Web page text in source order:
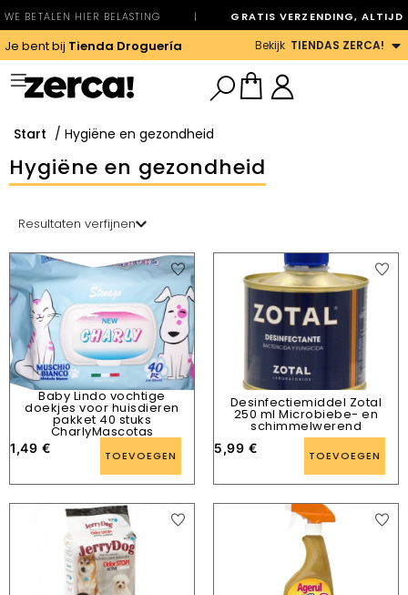
WE BETALEN HIER BELASTING | GRATIS VERZENDING, ALTIJD
Je bent bij Tienda Droguería Bekijk TIENDAS ZERCA!
Start / Hygiëne en gezondheid
Hygiëne en gezondheid
Resultaten verfijnen
Baby Lindo vochtige
doekjes voor huisdieren
pakket 40 stuks
CharlyMascotas
1,49 € TOEVOEGEN
Desinfectiemiddel Zotal
250 ml Microbiebe- en
schimmelwerend
5,99 € TOEVOEGEN